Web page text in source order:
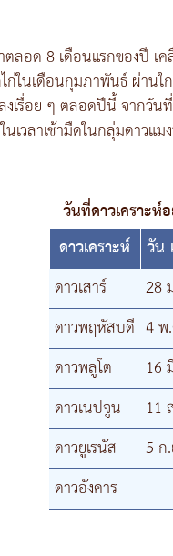
ตลอด 8 เดือนแรกของปี
ในเดือนกุมภาพันธ์ ผ่าน
เรื่อย ๆ ตลอดปีนี้ จากวั
วลาเช้ามืดในกลุ่มดาวแ
วันที่ดาวเคราะห์
ดาวเคราะห์ วัน
ดาวเสาร์
28
ดาวพฤหัสบดี 4 พ
ดาวพลูโต
16
ดาวเนปจูน
11
ดาวยูเรนัส
5 ก
ดาวอังคาร
-